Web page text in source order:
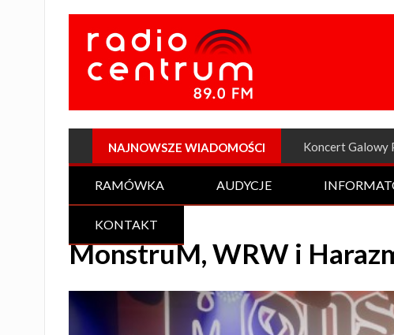
NAJNOWSZE WIADOMOŚCI Plenerowa
RAMÓWKA AUDYCJE
KONTAKT
MonstruM, WRW i